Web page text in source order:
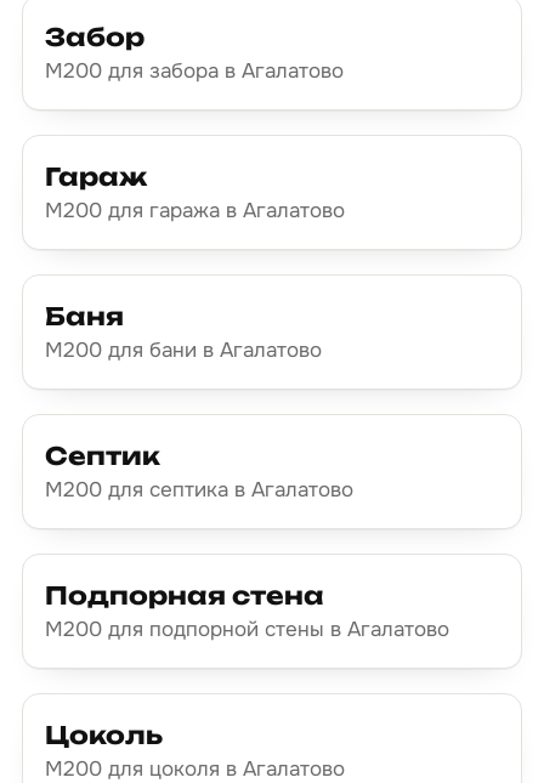
Забор
М200 для забора в Агалатово
Гараж
М200 для гаража в Агалатово
Баня
М200 для бани в Агалатово
Септик
М200 для септика в Агалатово
Подпорная стена
М200 для подпорной стены в Агалатово
Цоколь
М200 для цоколя в Агалатово